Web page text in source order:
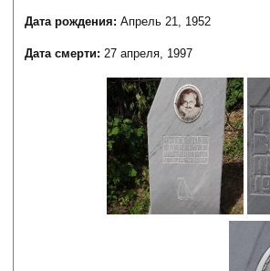
Дата рождения:Апрель 21, 1952
Дата смерти:27 апреля, 1997